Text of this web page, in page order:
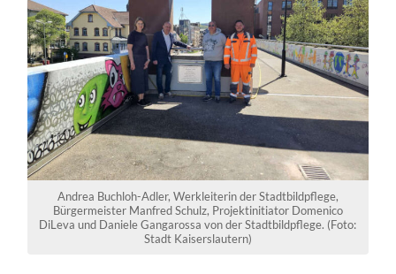
Andrea Buchloh-Adler, Werkleiterin der Stadtbildpflege,
Bürgermeister Manfred Schulz, Projektinitiator Domenico
DiLeva und Daniele Gangarossa von der Stadtbildpflege. (Foto:
Stadt Kaiserslautern)